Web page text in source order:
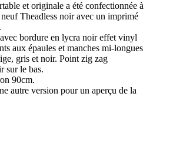
et originale a été confectionnée à
Theadless noir avec un imprimé
bordure en lycra noir effet vinyl
aux épaules et manches mi-longues
gris et noir. Point zig zag
sur le bas.
90cm.
autre version pour un aperçu de la